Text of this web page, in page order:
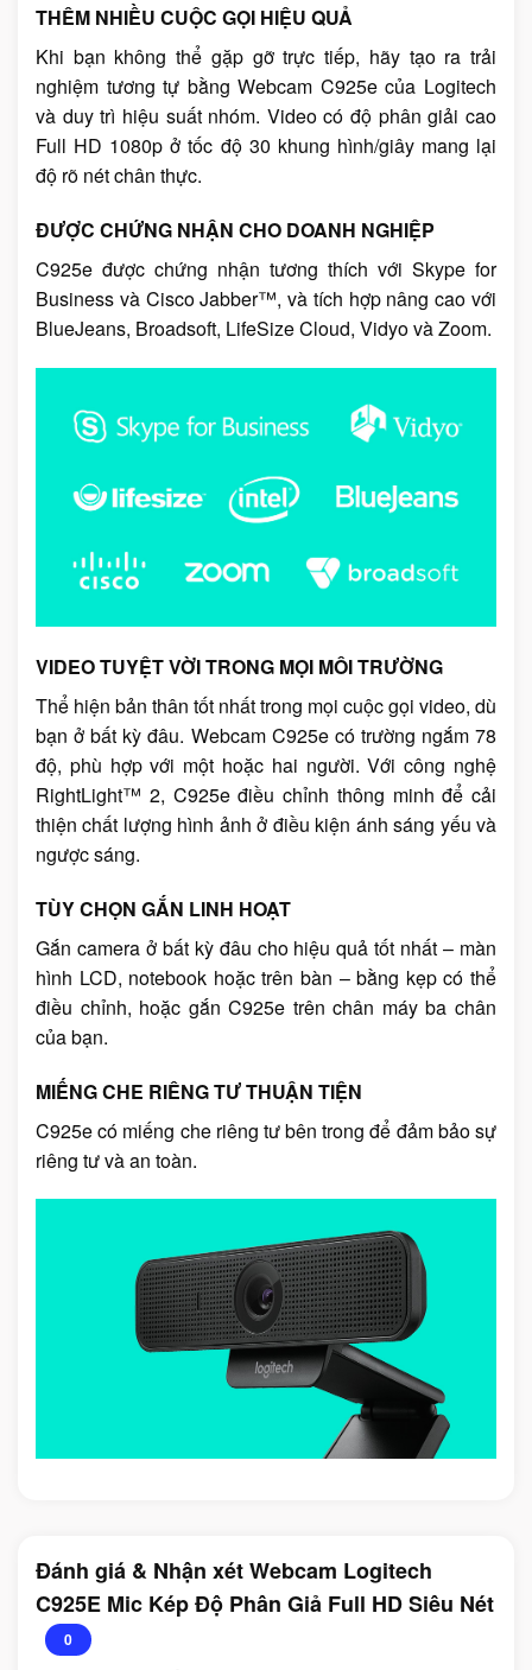
THÊM NHIỀU CUỘC GỌI HIỆU QUẢ
Khi bạn không thể gặp gỡ trực tiếp, hãy tạo ra trải
nghiệm tương tự bằng Webcam C925e của Logitech
và duy trì hiệu suất nhóm. Video có độ phân giải cao
Full HD 1080p ở tốc độ 30 khung hình/giây mang lại
độ rõ nét chân thực.
ĐƯỢC CHỨNG NHẬN CHO DOANH NGHIỆP
C925e được chứng nhận tương thích với Skype for
Business và Cisco Jabber™, và tích hợp nâng cao với
BlueJeans, Broadsoft, LifeSize Cloud, Vidyo và Zoom.
VIDEO TUYỆT VỜI TRONG MỌI MÔI TRƯỜNG
Thể hiện bản thân tốt nhất trong mọi cuộc gọi video, dù
bạn ở bất kỳ đâu. Webcam C925e có trường ngắm 78
độ, phù hợp với một hoặc hai người. Với công nghệ
RightLight™ 2, C925e điều chỉnh thông minh để cải
thiện chất lượng hình ảnh ở điều kiện ánh sáng yếu và
ngược sáng.
TÙY CHỌN GẮN LINH HOẠT
Gắn camera ở bất kỳ đâu cho hiệu quả tốt nhất – màn
hình LCD, notebook hoặc trên bàn – bằng kẹp có thể
điều chỉnh, hoặc gắn C925e trên chân máy ba chân
của bạn.
MIẾNG CHE RIÊNG TƯ THUẬN TIỆN
C925e có miếng che riêng tư bên trong để đảm bảo sự
riêng tư và an toàn.
Đánh giá & Nhận xét Webcam Logitech
C925E Mic Kép Độ Phân Giả Full HD Siêu Nét
0